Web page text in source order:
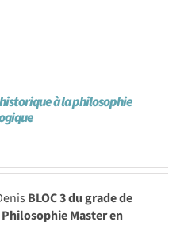
à la philosophie
BLOC 3 du grade de
Master en